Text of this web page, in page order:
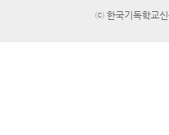
ⓒ 한국기독학교